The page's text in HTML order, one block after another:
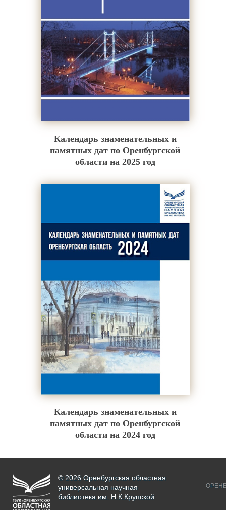
Календарь знаменательных и
памятных дат по Оренбургской
области на 2025 год
Календарь знаменательных и
памятных дат по Оренбургской
области на 2024 год
© 2026 Оренбургская областная
универсальная научная
библиотека им. Н.К.Крупской